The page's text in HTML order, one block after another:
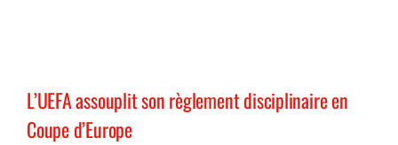
L’UEFA assouplit son règlement disciplinaire en
Coupe d’Europe